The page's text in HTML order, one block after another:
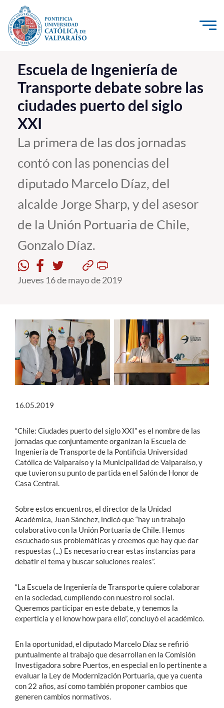
Click acá para ir directamente al contenido
La Universidad
Investigación, Creación e Innovación
PUCV Internacional
Vinculación con el Medio
Admisión
Pregrado
Postgrado
Formación Continua
Estudiantes
Académicos
English
Escuela de Ingeniería de
Transporte debate sobre las
ciudades puerto del siglo
XXI
La primera de las dos jornadas
contó con las ponencias del
diputado Marcelo Díaz, del
alcalde Jorge Sharp, y del asesor
de la Unión Portuaria de Chile,
Gonzalo Díaz.
Jueves 16 de mayo de 2019
16.05.2019
“Chile: Ciudades puerto del siglo XXI” es el nombre de las
jornadas que conjuntamente organizan la Escuela de
Ingeniería de Transporte de la Pontificia Universidad
Católica de Valparaíso y la Municipalidad de Valparaíso, y
que tuvieron su punto de partida en el Salón de Honor de
Casa Central.
Sobre estos encuentros, el director de la Unidad
Académica, Juan Sánchez, indicó que “hay un trabajo
colaborativo con la Unión Portuaria de Chile. Hemos
escuchado sus problemáticas y creemos que hay que dar
respuestas (...) Es necesario crear estas instancias para
debatir el tema y buscar soluciones reales”.
“La Escuela de Ingeniería de Transporte quiere colaborar
en la sociedad, cumpliendo con nuestro rol social.
Queremos participar en este debate, y tenemos la
experticia y el know how para ello”, concluyó el académico.
En la oportunidad, el diputado Marcelo Díaz se refirió
puntualmente al trabajo que desarrollan en la Comisión
Investigadora sobre Puertos, en especial en lo pertinente a
evaluar la Ley de Modernización Portuaria, que ya cuenta
con 22 años, así como también proponer cambios que
generen cambios normativos.